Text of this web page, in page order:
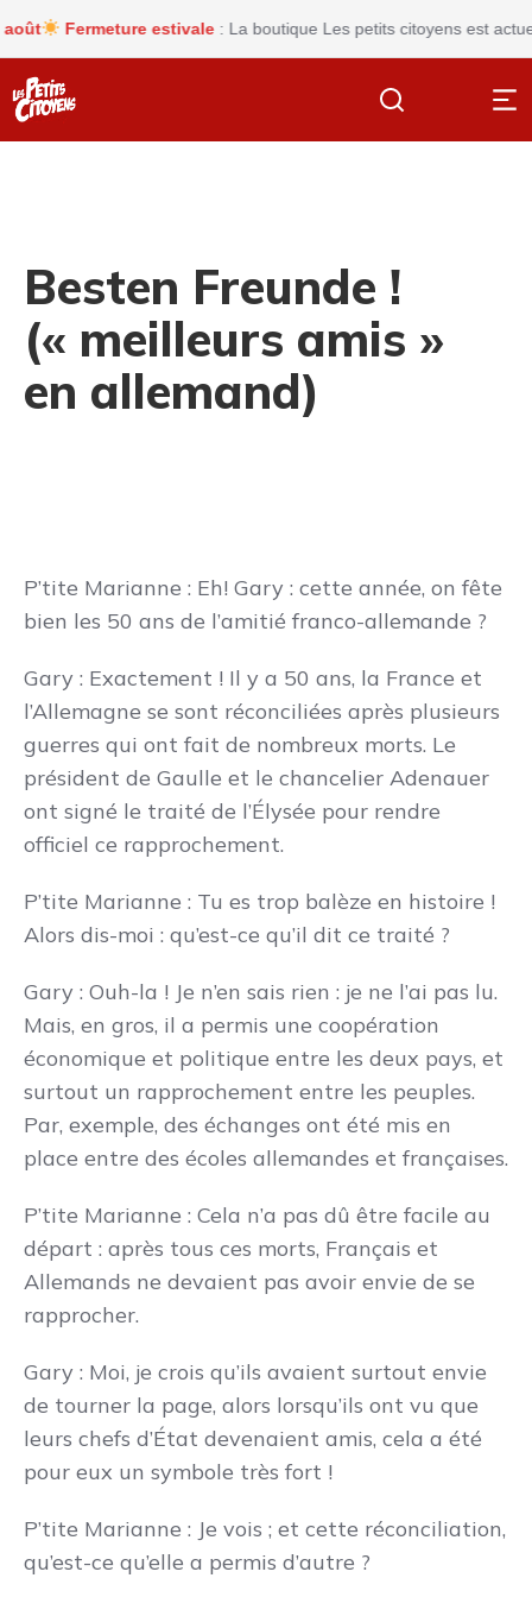
Fermeture estivale: La boutique Les petits citoyens est
Besten Freunde !
(« meilleurs amis »
en allemand)
P’tite Marianne : Eh! Gary : cette année, on fête
bien les 50 ans de l’amitié franco-allemande ?
Gary : Exactement ! Il y a 50 ans, la France et
l’Allemagne se sont réconciliées après plusieurs
guerres qui ont fait de nombreux morts. Le
président de Gaulle et le chancelier Adenauer
ont signé le traité de l’Élysée pour rendre
officiel ce rapprochement.
P’tite Marianne : Tu es trop balèze en histoire !
Alors dis-moi : qu’est-ce qu’il dit ce traité ?
Gary : Ouh-la ! Je n’en sais rien : je ne l’ai pas lu.
Mais, en gros, il a permis une coopération
économique et politique entre les deux pays, et
surtout un rapprochement entre les peuples.
Par, exemple, des échanges ont été mis en
place entre des écoles allemandes et françaises.
P’tite Marianne : Cela n’a pas dû être facile au
départ : après tous ces morts, Français et
Allemands ne devaient pas avoir envie de se
rapprocher.
Gary : Moi, je crois qu’ils avaient surtout envie
de tourner la page, alors lorsqu’ils ont vu que
leurs chefs d’État devenaient amis, cela a été
pour eux un symbole très fort !
P’tite Marianne : Je vois ; et cette réconciliation,
qu’est-ce qu’elle a permis d’autre ?